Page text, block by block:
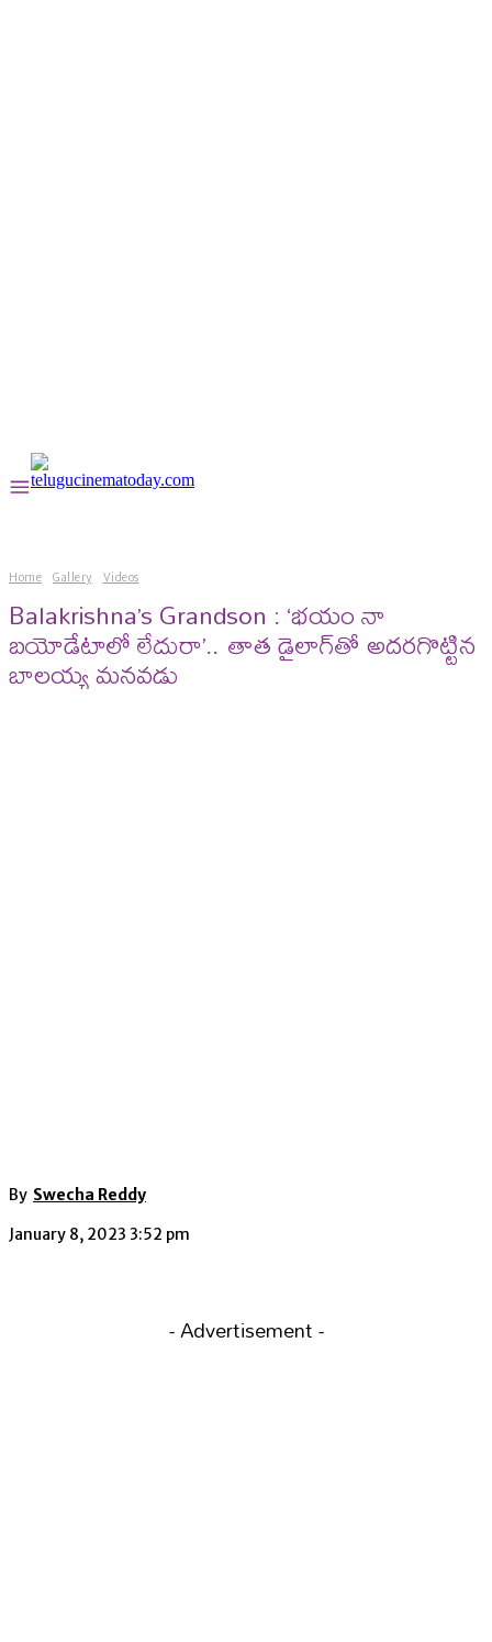
Home Gallery Videos
Balakrishna’s Grandson : ‘భయం నా
బయోడేటాలో లేదురా’.. తాత డైలాగ్‌తో అదరగొట్టిన
బాలయ్య మనవడు
By Swecha Reddy
January 8, 2023 3:52 pm
- Advertisement -